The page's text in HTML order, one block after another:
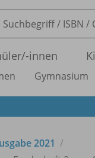
-innen
Gymnasium
2021